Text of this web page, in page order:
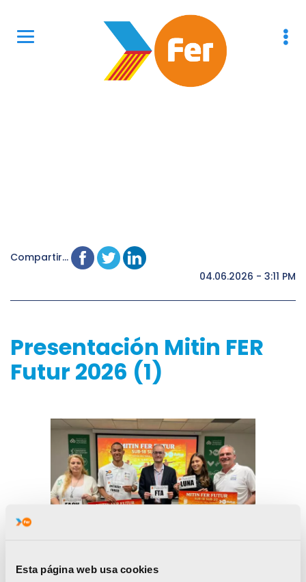
Esta página web usa cookies
Compartir...
04.06.2026 - 3:11 PM
Presentación Mitin FER
Futur 2026 (1)